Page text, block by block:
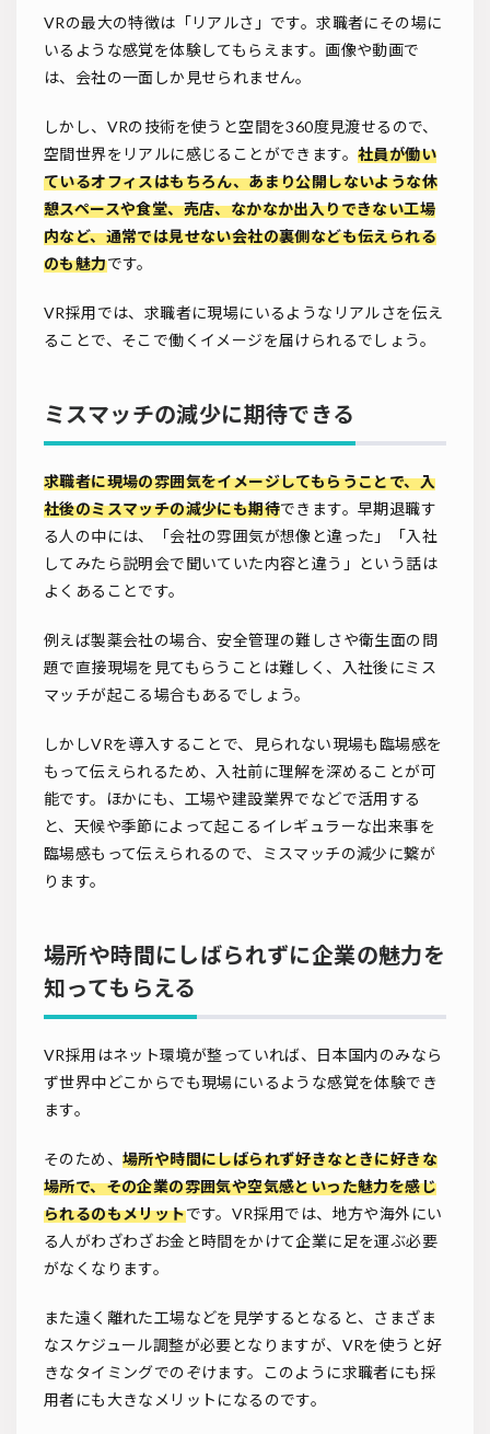
VRの最大の特徴は「リアルさ」です。求職者にその場に
いるような感覚を体験してもらえます。画像や動画で
は、会社の一面しか見せられません。
しかし、VRの技術を使うと空間を360度見渡せるので、
空間世界をリアルに感じることができます。 社員が働い
ているオフィスはもちろん、あまり公開しないような休
憩スペースや食堂、売店、なかなか出入りできない工場
内など、通常では見せない会社の裏側なども伝えられる
のも魅力です。
VR採用では、求職者に現場にいるようなリアルさを伝え
ることで、そこで働くイメージを届けられるでしょう。
ミスマッチの減少に期待できる
求職者に現場の雰囲気をイメージしてもらうことで、入
社後のミスマッチの減少にも期待できます。早期退職す
る人の中には、「会社の雰囲気が想像と違った」「入社
してみたら説明会で聞いていた内容と違う」という話は
よくあることです。
例えば製薬会社の場合、安全管理の難しさや衛生面の問
題で直接現場を見てもらうことは難しく、入社後にミス
マッチが起こる場合もあるでしょう。
しかしVRを導入することで、見られない現場も臨場感を
もって伝えられるため、入社前に理解を深めることが可
能です。ほかにも、工場や建設業界でなどで活用する
と、天候や季節によって起こるイレギュラーな出来事を
臨場感もって伝えられるので、ミスマッチの減少に繋が
ります。
場所や時間にしばられずに企業の魅力を
知ってもらえる
VR採用はネット環境が整っていれば、日本国内のみなら
ず世界中どこからでも現場にいるような感覚を体験でき
ます。
そのため、 場所や時間にしばられず好きなときに好きな
場所で、その企業の雰囲気や空気感といった魅力を感じ
られるのもメリットです。VR採用では、地方や海外にい
る人がわざわざお金と時間をかけて企業に足を運ぶ必要
がなくなります。
また遠く離れた工場などを見学するとなると、さまざま
なスケジュール調整が必要となりますが、VRを使うと好
きなタイミングでのぞけます。このように求職者にも採
用者にも大きなメリットになるのです。